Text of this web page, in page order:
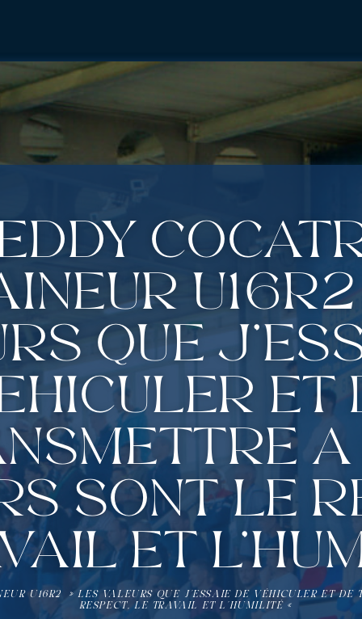
que
et
à
sont le
et
U16R2 » LES VALEURS QUE J’ESSAIE DE VÉHICULER ET DE
RESPECT, LE TRAVAIL ET L’HUMILITÉ «